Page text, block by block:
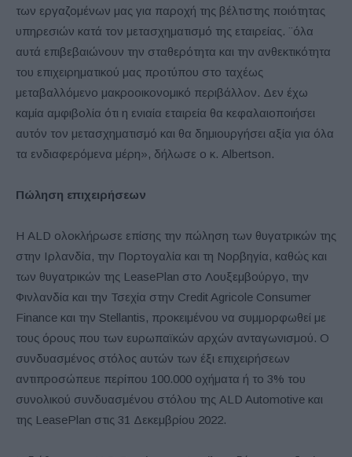
των εργαζομένων μας για παροχή της βέλτιστης ποιότητας
υπηρεσιών κατά τον μετασχηματισμό της εταιρείας. ¨όλα
αυτά επιβεβαιώνουν την σταθερότητα και την ανθεκτικότητα
του επιχειρηματικού μας προτύπου στο ταχέως
μεταβαλλόμενο μακροοικονομικό περιβάλλον. Δεν έχω
καμία αμφιβολία ότι η ενιαία εταιρεία θα κεφαλαιοποιήσει
αυτόν τον μετασχηματισμό και θα δημιουργήσει αξία για όλα
τα ενδιαφερόμενα μέρη», δήλωσε ο κ. Albertson.
Πώληση επιχειρήσεων
Η ALD ολοκλήρωσε επίσης την πώληση των θυγατρικών της
στην Ιρλανδία, την Πορτογαλία και τη Νορβηγία, καθώς και
των θυγατρικών της LeasePlan στο Λουξεμβούργο, την
Φινλανδία και την Τσεχία στην Credit Agricole Consumer
Finance και την Stellantis, προκειμένου να συμμορφωθεί με
τους όρους που των ευρωπαϊκών αρχών ανταγωνισμού. Ο
συνδυασμένος στόλος αυτών των έξι επιχειρήσεων
αντιπροσώπευε περίπου 100.000 οχήματα ή το 3% του
συνολικού συνδυασμένου στόλου της ALD Automotive και
της LeasePlan στις 31 Δεκεμβρίου 2022.